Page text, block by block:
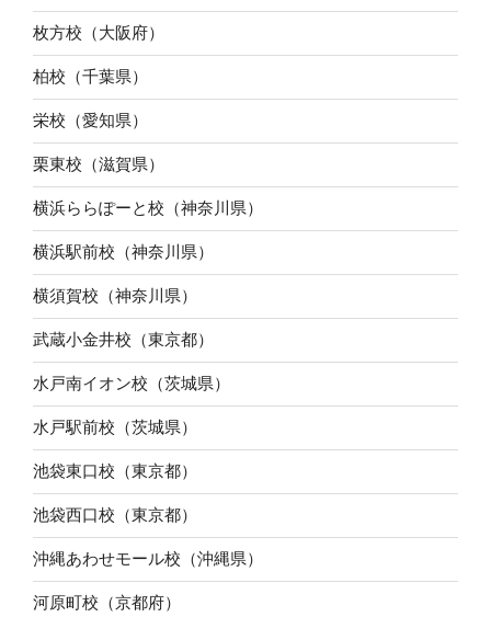
枚方校（大阪府）
柏校（千葉県）
栄校（愛知県）
栗東校（滋賀県）
横浜ららぽーと校（神奈川県）
横浜駅前校（神奈川県）
横須賀校（神奈川県）
武蔵小金井校（東京都）
水戸南イオン校（茨城県）
水戸駅前校（茨城県）
池袋東口校（東京都）
池袋西口校（東京都）
沖縄あわせモール校（沖縄県）
河原町校（京都府）